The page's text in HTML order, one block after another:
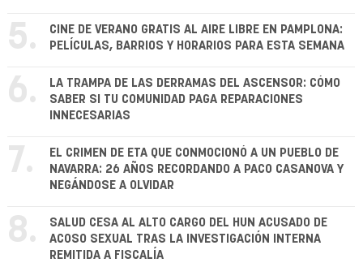
5.
CINE DE VERANO GRATIS AL AIRE LIBRE EN PAMPLONA:
PELÍCULAS, BARRIOS Y HORARIOS PARA ESTA SEMANA
6.
LA TRAMPA DE LAS DERRAMAS DEL ASCENSOR: CÓMO
SABER SI TU COMUNIDAD PAGA REPARACIONES
INNECESARIAS
7.
EL CRIMEN DE ETA QUE CONMOCIONÓ A UN PUEBLO DE
NAVARRA: 26 AÑOS RECORDANDO A PACO CASANOVA Y
NEGÁNDOSE A OLVIDAR
8.
SALUD CESA AL ALTO CARGO DEL HUN ACUSADO DE
ACOSO SEXUAL TRAS LA INVESTIGACIÓN INTERNA
REMITIDA A FISCALÍA